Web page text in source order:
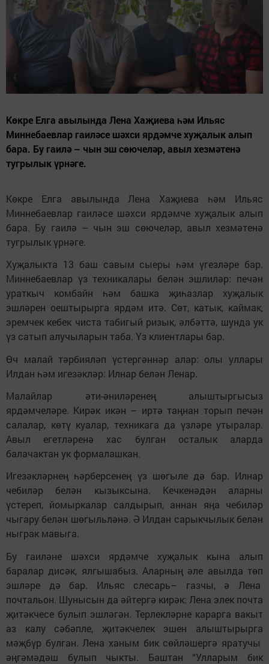
Көкре Елга авылында Лена Хаҗиева һәм Ильяс
Миннебаевлар гаиләсе шәхси ярдәмче хуҗалык алып
бара. Бу гаилә – чын эш сөючеләр, авыл хезмәтенә
тугрылык үрнәге.
Көкре Елга авылында Лена Хаҗиева һәм Ильяс
Миннебаевлар гаиләсе шәхси ярдәмче хуҗалык алып
бара. Бу гаилә – чын эш сөючеләр, авыл хезмәтенә
тугрылык үрнәге.
Хуҗалыкта 13 баш савым сыеры һәм үгезләре бар.
Миннебаевлар үз техникалары белән эшлиләр: печән
ураткыч комбайн һәм башка җиһазлар хуҗалык
эшләрен оештырырга ярдәм итә. Сөт, катык, каймак,
эремчек кебек чиста табигый ризык, әлбәттә, шунда ук
үз сатып алучыларын таба. Үз клиентлары бар.
Өч малай тәрбияләп үстергәннәр алар: олы уллары
Илдан һәм игезәкләр: Илнар белән Ленар.
Малайлар әти-әниләренең алыштыргысыз
ярдәмчеләре. Кирәк икән – иртә таңнан торып печән
салалар, көтү куалар, техникага да үзләре утыралар.
Авыл егетләренә хас булган осталык аларда
балачактан ук формалашкан.
Игезәкләрнең һәрберсенең үз шөгыле дә бар. Илнар
чебиләр белән кызыксына. Кечкенәдән аларны
үстереп, йомыркалар салдырып, аннан яңа чебиләр
чыгару белән шөгыльләнә. Ә Илдан сарыкчылык белән
ныграк мавыга.
Бу гаиләне шәхси ярдәмче хуҗалык кына алып
баралар дисәк, ялгышабыз. Аларның әле авылда төп
эшләре дә бар. Ильяс слесарь– газчы, ә Лена
почтальон. Шунысын да әйтергә кирәк: Лена элек почта
җитәкчесе булып эшләгән. Терлекләрне карарга вакыт
аз калу сәбәпле, җитәкчелек эшен алыштырырга
мәҗбүр булган. Лена ханым бик сөйләшергә яратучы
әңгәмәдәш булып чыкты. Баштан “Улларым бик